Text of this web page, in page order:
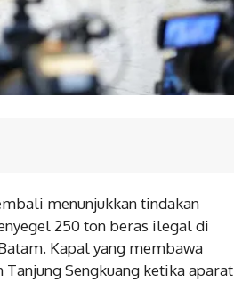
menunjukkan tindakan
250 ton beras ilegal di
Kapal yang membawa
Sengkuang ketika aparat